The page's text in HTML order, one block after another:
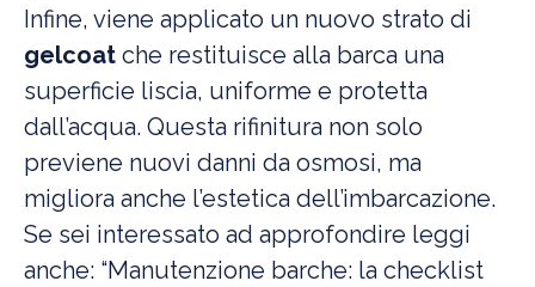
Infine, viene applicato un nuovo strato di
gelcoat che restituisce alla barca una
superficie liscia, uniforme e protetta
dall’acqua. Questa rifinitura non solo
previene nuovi danni da osmosi, ma
migliora anche l’estetica dell’imbarcazione.
Se sei interessato ad approfondire leggi
anche: “Manutenzione barche: la checklist